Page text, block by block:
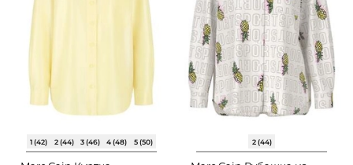
1 (42) 2 (44) 3 (46) 4 (48) 5 (50) 2 (44)